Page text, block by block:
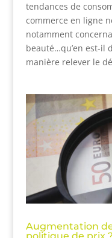
tendances de
commerce en ligne
notamment
beauté…qu’en est-il
manière relever le
Augmentation
politique de prix ?